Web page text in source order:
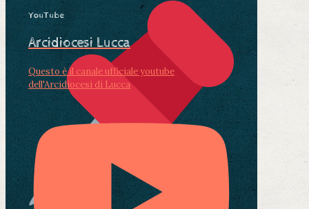
YouTube
Arcidiocesi Lucca
Questo è il canale ufficiale youtube
dell'Arcidiocesi di Lucca